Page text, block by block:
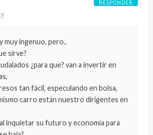
muy ingenuo, pero..
sirve?
¿para que? van a invertir en
tan fácil, especulando en bolsa,
carro están nuestro dirigentes en
inquietar su futuro y economía para
RESPONDER